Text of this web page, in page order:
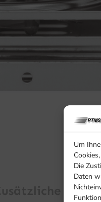
Um
Die
Daten
Zusätzliche